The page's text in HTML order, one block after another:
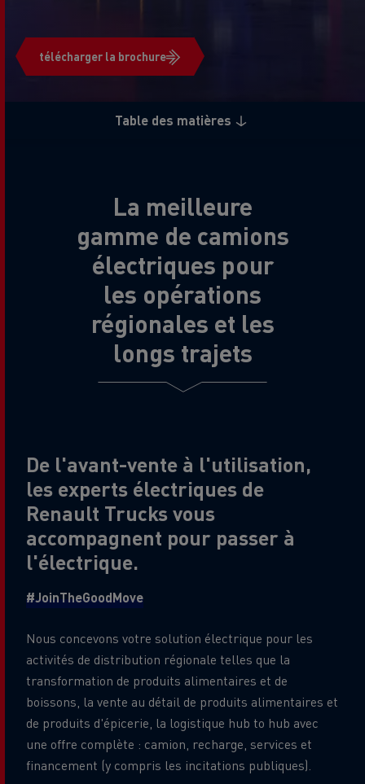
télécharger la brochure
Table des matières
La meilleure
gamme de camions
électriques pour
les opérations
régionales et les
longs trajets
De l'avant-vente à l'utilisation,
les experts électriques de
Renault Trucks vous
accompagnent pour passer à
l'électrique.
#JoinTheGoodMove
Nous concevons votre solution électrique pour les
activités de distribution régionale telles que la
transformation de produits alimentaires et de
boissons, la vente au détail de produits alimentaires et
de produits d'épicerie, la logistique hub to hub avec
une offre complète : camion, recharge, services et
financement (y compris les incitations publiques).